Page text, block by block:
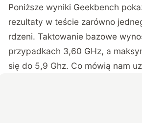
Poniższe wyniki Geekbench
rezultaty w teście zarówno
rdzeni. Taktowanie bazowe
przypadkach 3,60 GHz, a
się do 5,9 Ghz. Co mówią nam